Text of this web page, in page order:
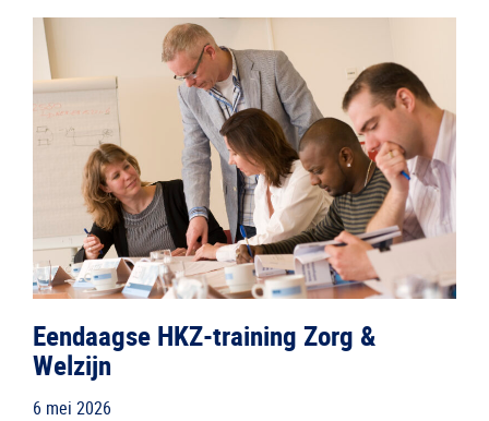
Eendaagse HKZ-training Zorg &
Welzijn
6 mei 2026